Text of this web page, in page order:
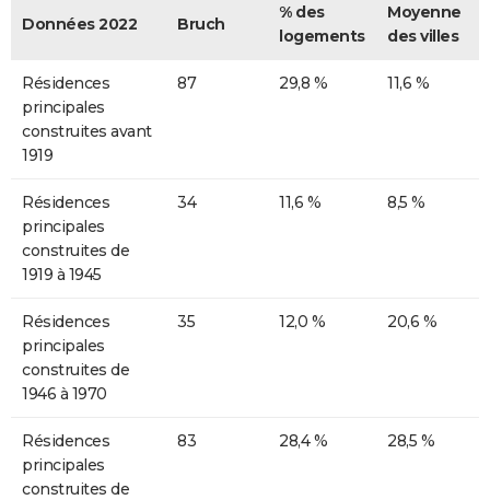
Données 2022 Bruch
% des
logements
Moyenne
des villes
Résidences
principales
construites avant
1919
87 29,8 % 11,6 %
Résidences
principales
construites de
1919 à 1945
34 11,6 % 8,5 %
Résidences
principales
construites de
1946 à 1970
35 12,0 % 20,6 %
Résidences
principales
construites de
83 28,4 % 28,5 %